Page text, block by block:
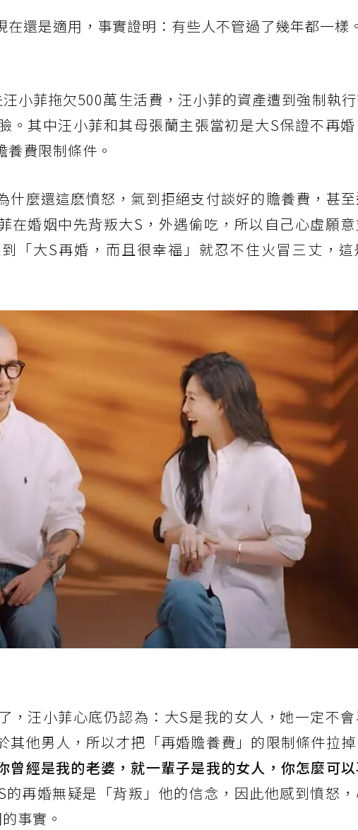
在還是適用，事實證明：有些人不管過了幾年都一樣
小菲拖欠500萬生活費，汪小菲的資產遭到強制執
。其中汪小菲和其母張蘭主張當初是大S保證不再
費限制條件。
什麼還這麽憤怒，氣到拒絕支付談好的贍養費，甚
在婚姻中先背叛大S，外遇偷吃，所以自己心虛願
「大S再婚，而且很幸福」就忍不住火冒三丈，
，汪小菲心底仍認為：大S是我的女人，她一定不
其他男人，所以才把「再婚贍養費」的限制條件拉
你曾經是我的老婆，就一輩子是我的女人，你怎麼可
的再婚無疑是「背叛」他的信念，因此他感到憤怒
事實。